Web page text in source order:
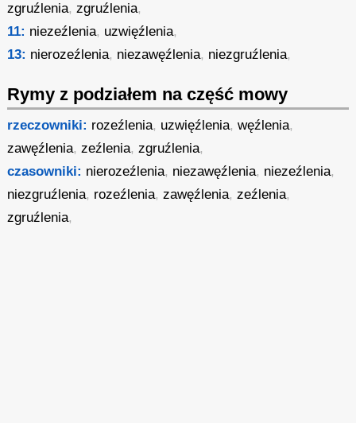
zgruźlenia,zgruźlenia,
11: niezeźlenia, uzwięźlenia,
13: nierozeźlenia, niezawęźlenia, niezgruźlenia,
Rymy z podziałem na część mowy
rzeczowniki: rozeźlenia, uzwięźlenia,węźlenia,
zawęźlenia,zeźlenia,zgruźlenia,
czasowniki: nierozeźlenia, niezawęźlenia, niezeźlenia,
niezgruźlenia, rozeźlenia,zawęźlenia,zeźlenia,
zgruźlenia,